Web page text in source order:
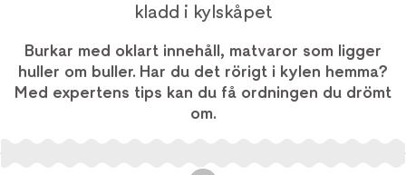
kladd i kylskåpet
Burkar med oklart innehåll, matvaror som ligger
huller om buller. Har du det rörigt i kylen hemma?
Med expertens tips kan du få ordningen du drömt
om.